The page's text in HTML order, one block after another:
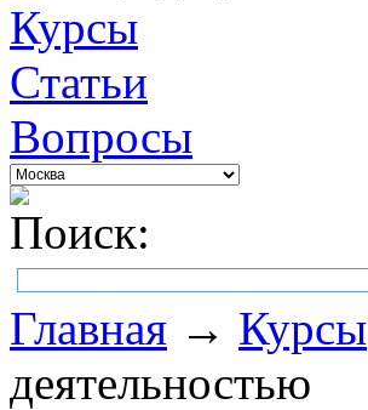
Курсы
Статьи
Вопросы
Поиск:
Главная → Курсы
деятельностью